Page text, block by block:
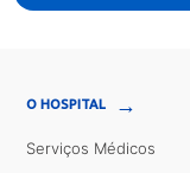
O HOSPITAL →
Serviços Médicos